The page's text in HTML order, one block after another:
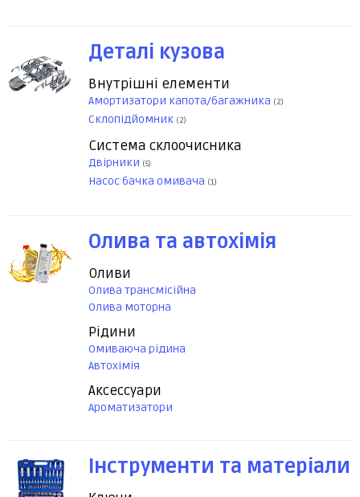
Деталі кузова
Внутрішні елементи
Амортизатори капота/багажника (2)
Склопідйомник (2)
Система склоочисника
Двірники (5)
Насос бачка омивача (1)
Олива та автохімія
Оливи
Олива трансмісійна
Олива моторна
Рідини
Омиваюча рідина
Автохімія
Аксессуари
Ароматизатори
Інструменти та матеріали